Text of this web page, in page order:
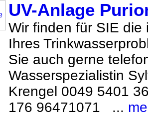
UV-Anlage
Wir finden für SIE die
Ihres
Sie auch gerne
Wasserspezialistin
Krengel 0049 5401
176 96471071 ...